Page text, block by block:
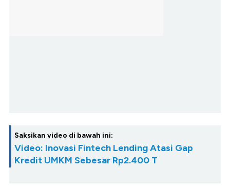
Saksikan video di bawah ini:
Video: Inovasi Fintech Lending Atasi Gap
Kredit UMKM Sebesar Rp2.400 T